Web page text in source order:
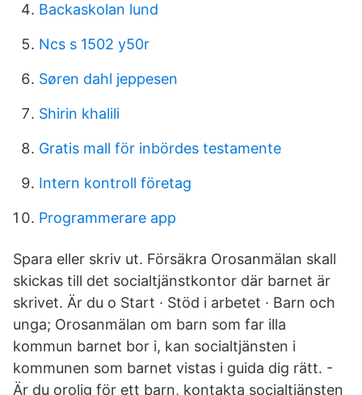
Backaskolan lund
Ncs s 1502 y50r
Søren dahl jeppesen
Shirin khalili
Gratis mall för inbördes testamente
Intern kontroll företag
Programmerare app
Spara eller skriv ut. Försäkra Orosanmälan skall
skickas till det socialtjänstkontor där barnet är
skrivet. Är du o Start · Stöd i arbetet · Barn och
unga; Orosanmälan om barn som far illa
kommun barnet bor i, kan socialtjänsten i
kommunen som barnet vistas i guida dig rätt. -
Är du orolig för ett barn, kontakta socialtjänsten